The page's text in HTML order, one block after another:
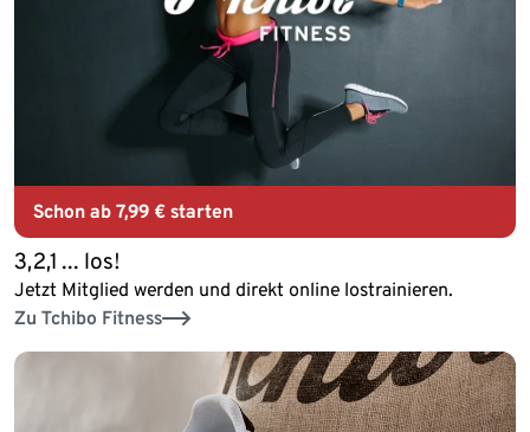
Schon ab 7,99 € starten
3,2,1 ... los!
Jetzt Mitglied werden und direkt online lostrainieren.
Zu Tchibo Fitness